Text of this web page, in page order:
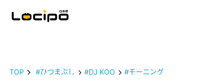
TOP #ひつまぶし #DJ KOO #モーニング